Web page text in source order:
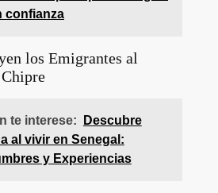
confianza
los Emigrantes al
te interese:
Descubre
al vivir en Senegal:
y Experiencias